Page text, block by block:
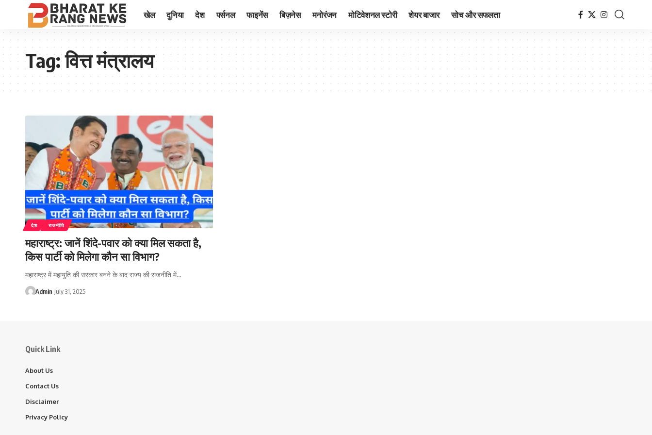
खेल दुनिया देश पर्सनल फाइनेंस बिज़नेस मनोरंजन मोटिवेशनल स्टोरी शेयर बाजार सोच और सफलता
Tag:वित्त मंत्रालय
देश राजनीति
महाराष्ट्र: जानें शिंदे-पवार को क्या मिल सकता है,
किस पार्टी को मिलेगा कौन सा विभाग?
महाराष्ट्र में महायुति की सरकार बनने के बाद राज्य की राजनीति में…
Admin July 31, 2025
Quick Link
About Us
Contact Us
Disclaimer
Privacy Policy